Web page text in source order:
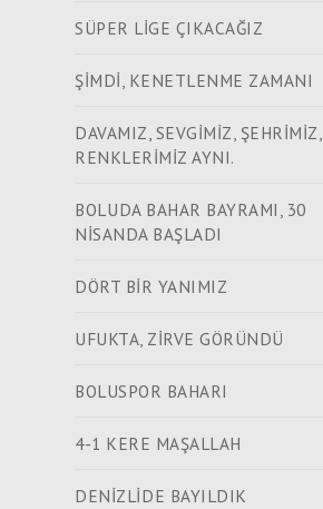
SÜPER LİGE ÇIKACAĞIZ
ŞİMDİ, KENETLENME ZAMANI
DAVAMIZ, SEVGİMİZ, ŞEHRİMİZ,
RENKLERİMİZ AYNI.
BOLUDA BAHAR BAYRAMI, 30
NİSANDA BAŞLADI
DÖRT BİR YANIMIZ
UFUKTA, ZİRVE GÖRÜNDÜ
BOLUSPOR BAHARI
4-1 KERE MAŞALLAH
DENİZLİDE BAYILDIK